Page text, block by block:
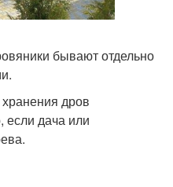
бывают отдельно
дров
если дача или